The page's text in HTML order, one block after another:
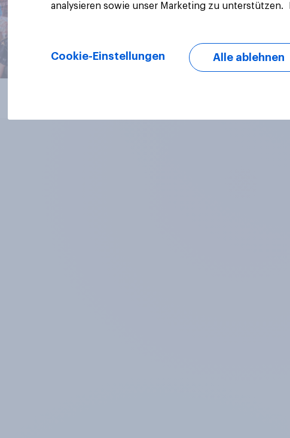
analysieren sowie unser Marketing zu unterstützen.
Cookie-Einstellungen Alle ablehnen